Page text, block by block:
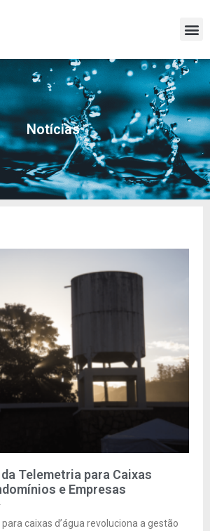
Notícias
Telemetria para Caixas
e Empresas
caixas d’água revoluciona a gestão